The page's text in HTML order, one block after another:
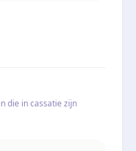
die in cassatie zijn